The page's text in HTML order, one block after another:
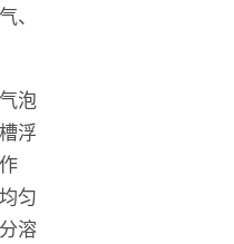
、
泡
浮
匀
溶